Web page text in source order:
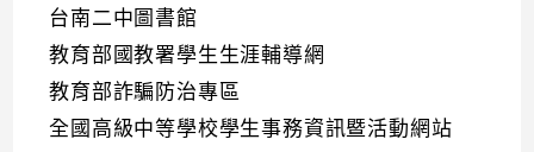
台南二中圖書館
教育部國教署學生生涯輔導網
教育部詐騙防治專區
全國高級中等學校學生事務資訊暨活動網站